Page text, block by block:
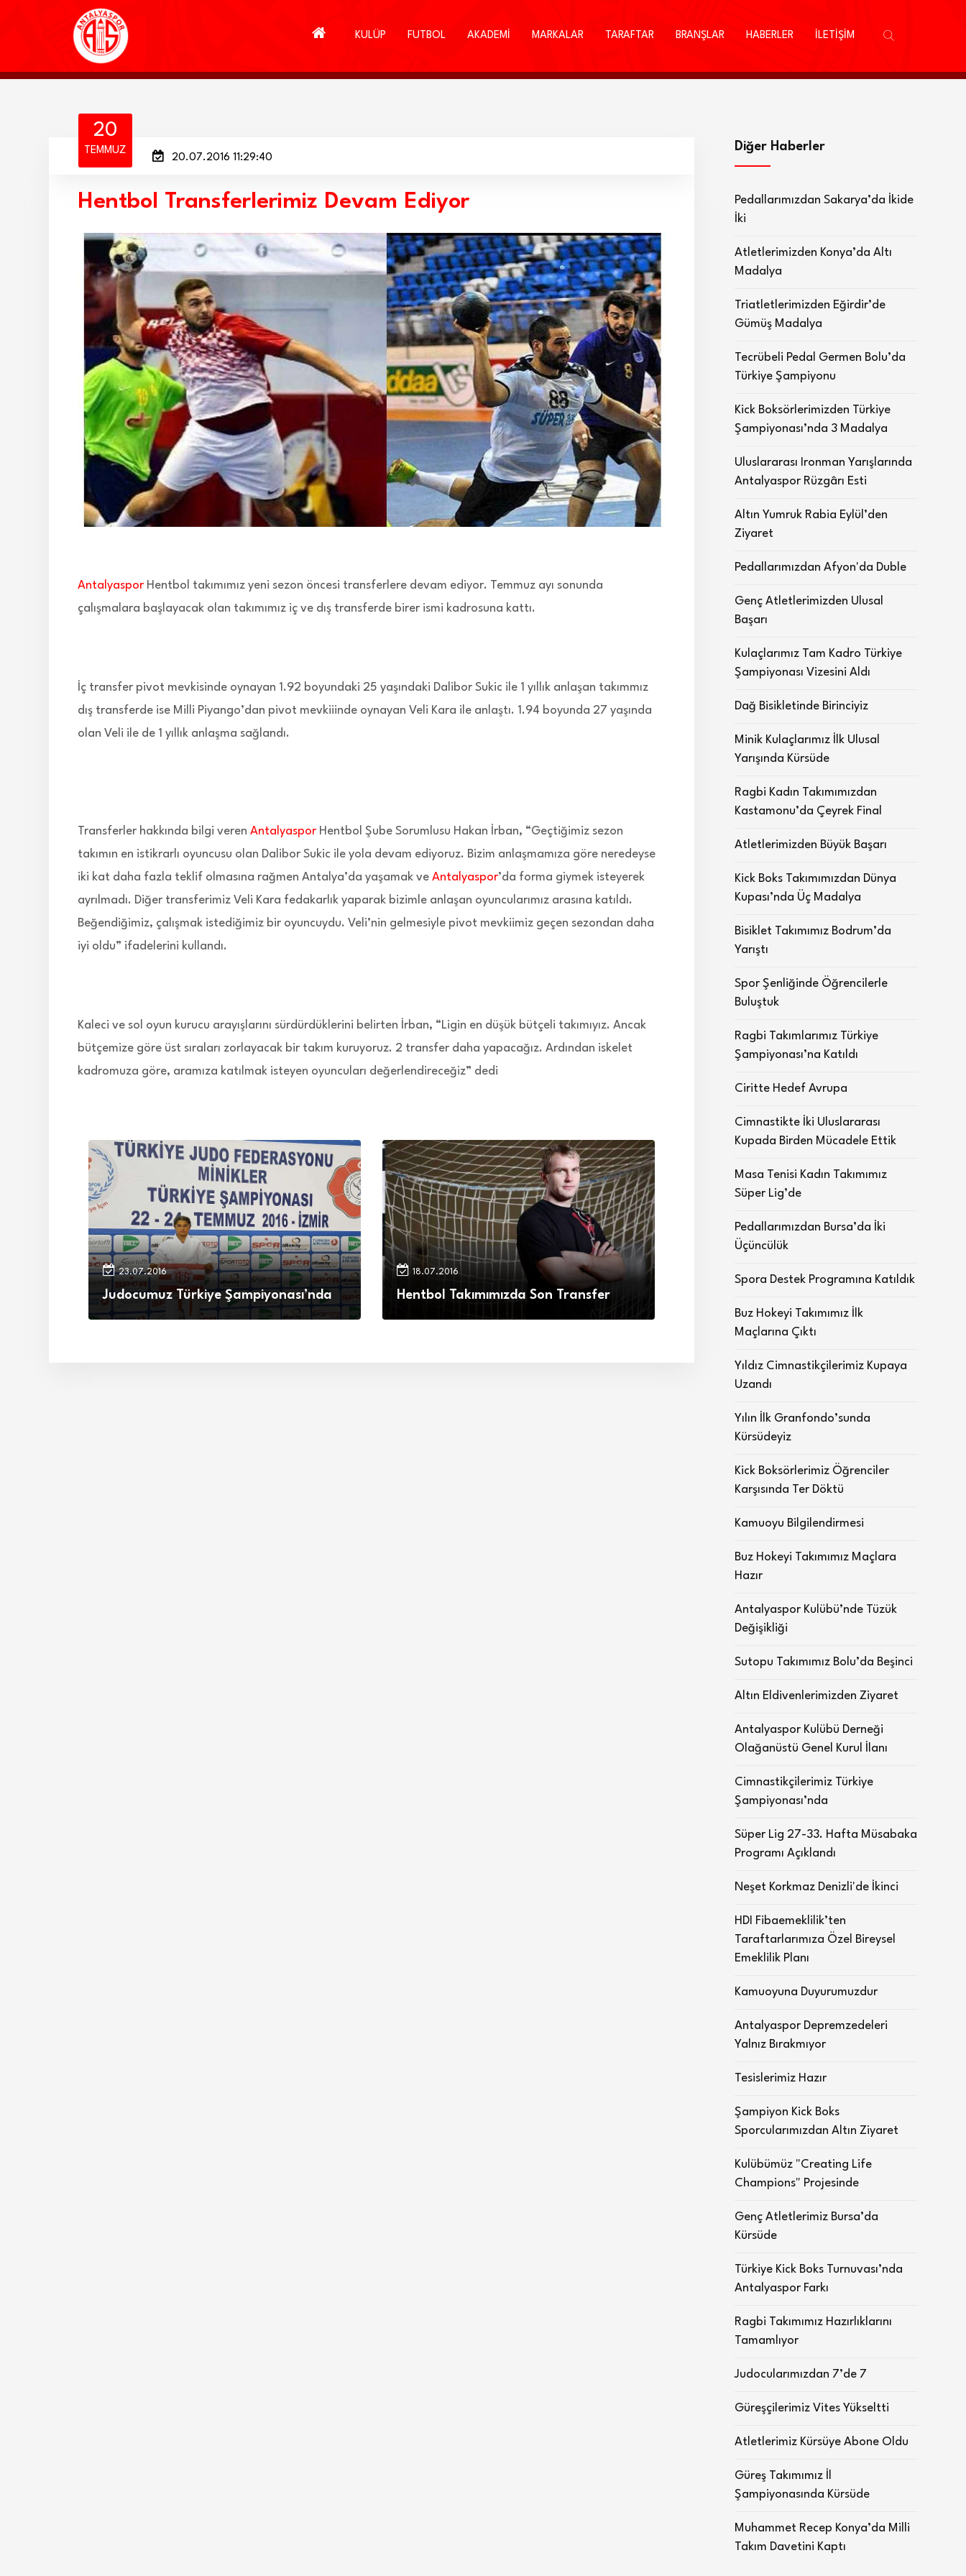
KULÜP FUTBOL AKADEMİ MARKALAR TARAFTAR BRANŞLAR HABERLER İLETİŞİM
20
TEMMUZ
20.07.2016 11:29:40
Hentbol Transferlerimiz Devam Ediyor
Antalyaspor Hentbol takımımız yeni sezon öncesi transferlere devam ediyor. Temmuz ayı sonunda
çalışmalara başlayacak olan takımımız iç ve dış transferde birer ismi kadrosuna kattı.
İç transfer pivot mevkisinde oynayan 1.92 boyundaki 25 yaşındaki Dalibor Sukic ile 1 yıllık anlaşan takımmız
dış transferde ise Milli Piyango’dan pivot mevkiiinde oynayan Veli Kara ile anlaştı. 1.94 boyunda 27 yaşında
olan Veli ile de 1 yıllık anlaşma sağlandı.
Transferler hakkında bilgi veren Antalyaspor Hentbol Şube Sorumlusu Hakan İrban, “Geçtiğimiz sezon
takımın en istikrarlı oyuncusu olan Dalibor Sukic ile yola devam ediyoruz. Bizim anlaşmamıza göre neredeyse
iki kat daha fazla teklif olmasına rağmen Antalya’da yaşamak ve Antalyaspor’da forma giymek isteyerek
ayrılmadı. Diğer transferimiz Veli Kara fedakarlık yaparak bizimle anlaşan oyuncularımız arasına katıldı.
Beğendiğimiz, çalışmak istediğimiz bir oyuncuydu. Veli’nin gelmesiyle pivot mevkiimiz geçen sezondan daha
iyi oldu” ifadelerini kullandı.
Kaleci ve sol oyun kurucu arayışlarını sürdürdüklerini belirten İrban, “Ligin en düşük bütçeli takımıyız. Ancak
bütçemize göre üst sıraları zorlayacak bir takım kuruyoruz. 2 transfer daha yapacağız. Ardından iskelet
kadromuza göre, aramıza katılmak isteyen oyuncuları değerlendireceğiz” dedi
23.07.2016
Judocumuz Türkiye Şampiyonası’nda
18.07.2016
Hentbol Takımımızda Son Transfer
Diğer Haberler
Pedallarımızdan Sakarya’da İkide
İki
Atletlerimizden Konya’da Altı
Madalya
Triatletlerimizden Eğirdir’de
Gümüş Madalya
Tecrübeli Pedal Germen Bolu’da
Türkiye Şampiyonu
Kick Boksörlerimizden Türkiye
Şampiyonası’nda 3 Madalya
Uluslararası Ironman Yarışlarında
Antalyaspor Rüzgârı Esti
Altın Yumruk Rabia Eylül’den
Ziyaret
Pedallarımızdan Afyon'da Duble
Genç Atletlerimizden Ulusal
Başarı
Kulaçlarımız Tam Kadro Türkiye
Şampiyonası Vizesini Aldı
Dağ Bisikletinde Birinciyiz
Minik Kulaçlarımız İlk Ulusal
Yarışında Kürsüde
Ragbi Kadın Takımımızdan
Kastamonu’da Çeyrek Final
Atletlerimizden Büyük Başarı
Kick Boks Takımımızdan Dünya
Kupası’nda Üç Madalya
Bisiklet Takımımız Bodrum’da
Yarıştı
Spor Şenliğinde Öğrencilerle
Buluştuk
Ragbi Takımlarımız Türkiye
Şampiyonası’na Katıldı
Ciritte Hedef Avrupa
Cimnastikte İki Uluslararası
Kupada Birden Mücadele Ettik
Masa Tenisi Kadın Takımımız
Süper Lig’de
Pedallarımızdan Bursa’da İki
Üçüncülük
Spora Destek Programına Katıldık
Buz Hokeyi Takımımız İlk
Maçlarına Çıktı
Yıldız Cimnastikçilerimiz Kupaya
Uzandı
Yılın İlk Granfondo’sunda
Kürsüdeyiz
Kick Boksörlerimiz Öğrenciler
Karşısında Ter Döktü
Kamuoyu Bilgilendirmesi
Buz Hokeyi Takımımız Maçlara
Hazır
Antalyaspor Kulübü’nde Tüzük
Değişikliği
Sutopu Takımımız Bolu’da Beşinci
Altın Eldivenlerimizden Ziyaret
Antalyaspor Kulübü Derneği
Olağanüstü Genel Kurul İlanı
Cimnastikçilerimiz Türkiye
Şampiyonası’nda
Süper Lig 27-33. Hafta Müsabaka
Programı Açıklandı
Neşet Korkmaz Denizli'de İkinci
HDI Fibaemeklilik’ten
Taraftarlarımıza Özel Bireysel
Emeklilik Planı
Kamuoyuna Duyurumuzdur
Antalyaspor Depremzedeleri
Yalnız Bırakmıyor
Tesislerimiz Hazır
Şampiyon Kick Boks
Sporcularımızdan Altın Ziyaret
Kulübümüz "Creating Life
Champions" Projesinde
Genç Atletlerimiz Bursa’da
Kürsüde
Türkiye Kick Boks Turnuvası’nda
Antalyaspor Farkı
Ragbi Takımımız Hazırlıklarını
Tamamlıyor
Judocularımızdan 7’de 7
Güreşçilerimiz Vites Yükseltti
Atletlerimiz Kürsüye Abone Oldu
Güreş Takımımız İl
Şampiyonasında Kürsüde
Muhammet Recep Konya’da Milli
Takım Davetini Kaptı